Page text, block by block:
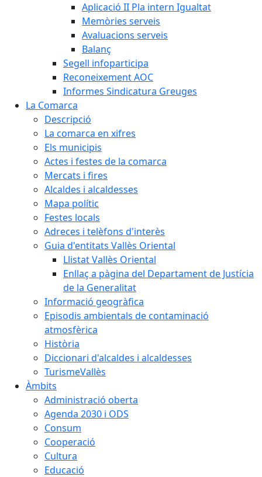
Aplicació II Pla intern Igualtat
Memòries serveis
Avaluacions serveis
Balanç
Segell infoparticipa
Reconeixement AOC
Informes Sindicatura Greuges
La Comarca
Descripció
La comarca en xifres
Els municipis
Actes i festes de la comarca
Mercats i fires
Alcaldes i alcaldesses
Mapa polític
Festes locals
Adreces i telèfons d'interès
Guia d'entitats Vallès Oriental
Llistat Vallès Oriental
Enllaç a pàgina del Departament de Justícia
de la Generalitat
Informació geogràfica
Episodis ambientals de contaminació
atmosfèrica
Història
Diccionari d'alcaldes i alcaldesses
TurismeVallès
Àmbits
Administració oberta
Agenda 2030 i ODS
Consum
Cooperació
Cultura
Educació